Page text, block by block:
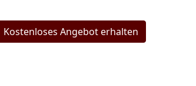
Kostenloses Angebot erhalten